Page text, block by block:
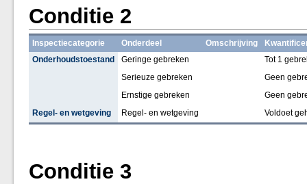
Conditie 2
Inspectiecategorie Onderdeel Omschrijving
Onderhoudstoestand
Geringe gebreken
Tot 1
Serieuze gebreken
Geen
Ernstige gebreken
Geen
Regel- en wetgeving
Regel- en wetgeving Voldoet
Conditie 3